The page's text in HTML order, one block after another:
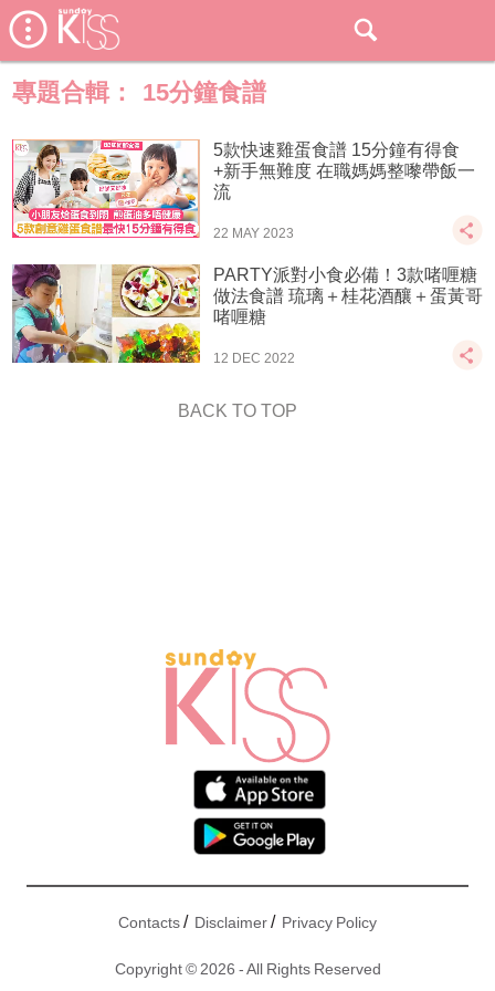
專題合輯： 15分鐘食譜
5款快速雞蛋食譜 15分鐘有得食
+新手無難度 在職媽媽整嚟帶飯一
流
22 MAY 2023
PARTY派對小食必備！3款啫喱糖
做法食譜 琉璃＋桂花酒釀＋蛋黃哥
啫喱糖
12 DEC 2022
BACK TO TOP
Contacts/ Disclaimer/ Privacy Policy
Copyright © 2026 - All Rights Reserved